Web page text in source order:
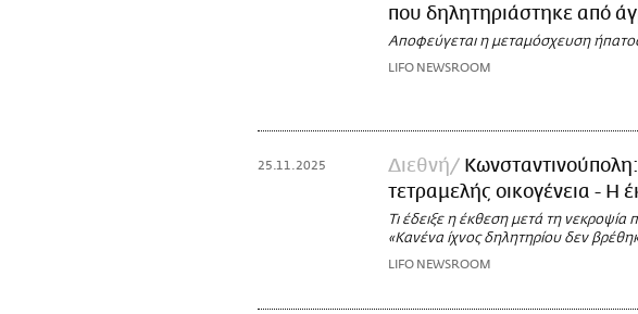
που δηλητηριάστηκε από
Αποφεύγεται η μεταμόσχευση
LIFO NEWSROOM
25.11.2025 Διεθνή
τετραμελής οικογένεια - Η
Τι έδειξε η έκθεση μετά τη
«Κανένα ίχνος δηλητηρίου δεν
LIFO NEWSROOM